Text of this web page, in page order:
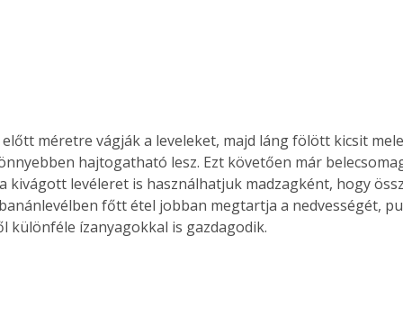
az
Old
Együtt jobban megéri!
Bővebb információ itt!
Együtt jobban megéri! A
könyvek tetszőleges
párosítással kedvezményes
előtt méretre vágják a leveleket, majd láng fölött kicsit
hajtogatható lesz. Ezt követően már
kivágott levéleret is használhatjuk madzagként, hogy
főtt étel jobban megtartja a nedvességét,
különféle ízanyagokkal is gazdagodik.